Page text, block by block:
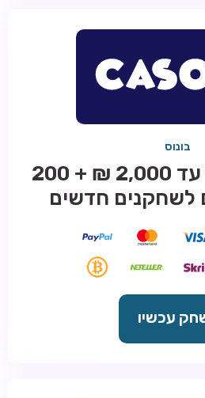
בונוס
בונוס מתגלגל עד 2,000 ₪ + 200
לשחקנים חדשים
עכשיו